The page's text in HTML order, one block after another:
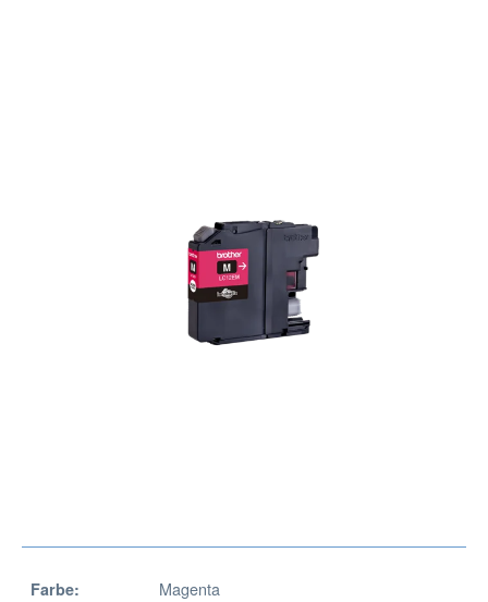
Farbe: Magenta